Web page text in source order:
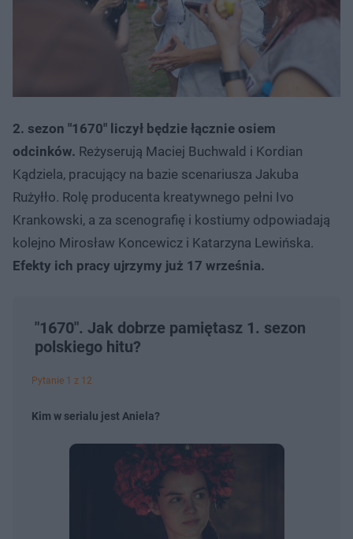
2. sezon "1670" liczył będzie łącznie osiem
odcinków. Reżyserują Maciej Buchwald i Kordian
Kądziela, pracujący na bazie scenariusza Jakuba
Rużyłło. Rolę producenta kreatywnego pełni Ivo
Krankowski, a za scenografię i kostiumy odpowiadają
kolejno Mirosław Koncewicz i Katarzyna Lewińska.
Efekty ich pracy ujrzymy już 17 września.
"1670". Jak dobrze pamiętasz 1. sezon
polskiego hitu?
Pytanie 1 z 12
Kim w serialu jest Aniela?